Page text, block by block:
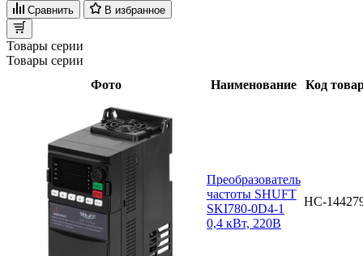
Сравнить В избранное
Товары серии
Товары серии
Фото
Наименование Код
Преобразователь
частоты SHUFT
SKI780-0D4-1
0,4 кВт, 220В
НС-